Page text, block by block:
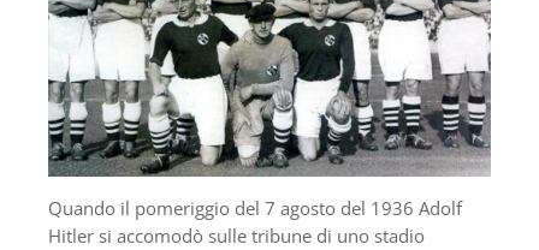
Quando il pomeriggio del 7 agosto del 1936 Adolf
Hitler si accomodò sulle tribune di uno stadio